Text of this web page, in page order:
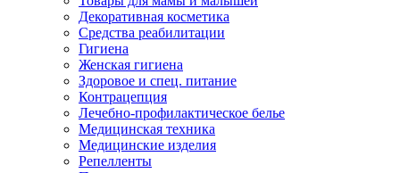
Декоративная косметика
Средства реабилитации
Гигиена
Женская гигиена
Здоровое и спец. питание
Контрацепция
Лечебно-профилактическое белье
Медицинская техника
Медицинские изделия
Репелленты